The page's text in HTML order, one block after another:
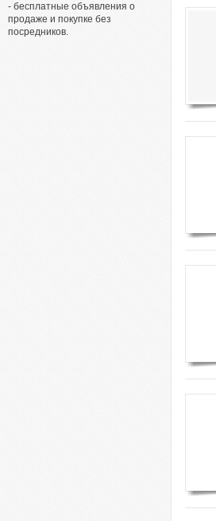
- бесплатные объявления о
продаже и покупке без
посредников.